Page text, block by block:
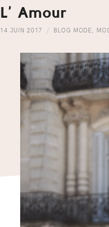
L’ Amour
14 JUIN 2017 BLOG MODE